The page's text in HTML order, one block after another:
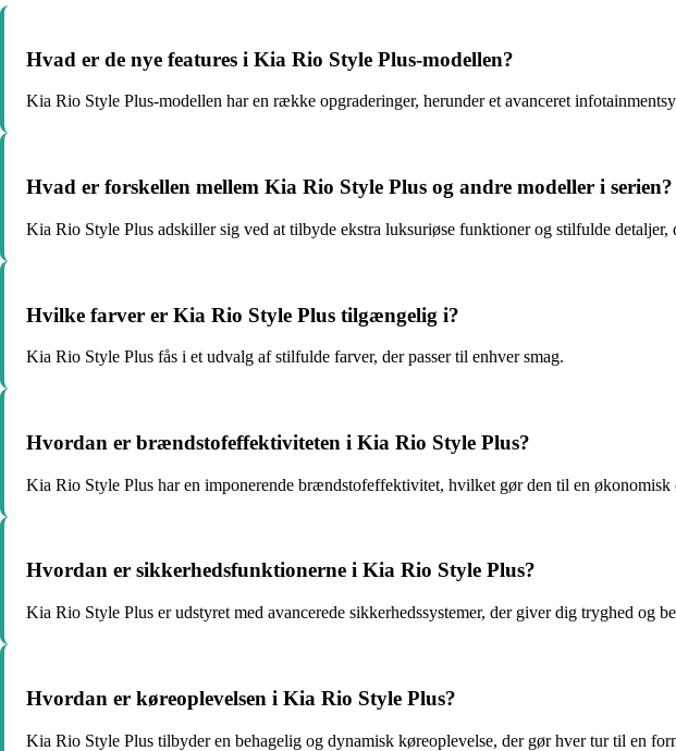
Hvad er de nye features i Kia Rio Style Plus-modellen?
Kia Rio Style Plus-modellen har en række opgraderinger, herunder et avanceret
Hvad er forskellen mellem Kia Rio Style Plus og andre modeller i serien?
Kia Rio Style Plus adskiller sig ved at tilbyde ekstra luksuriøse funktioner og stilfulde detaljer,
Hvilke farver er Kia Rio Style Plus tilgængelig i?
Kia Rio Style Plus fås i et udvalg af stilfulde farver, der passer til enhver smag.
Hvordan er brændstofeffektiviteten i Kia Rio Style Plus?
Kia Rio Style Plus har en imponerende brændstofeffektivitet, hvilket gør den til en
Hvordan er sikkerhedsfunktionerne i Kia Rio Style Plus?
Kia Rio Style Plus er udstyret med avancerede sikkerhedssystemer, der giver dig tryghed og
Hvordan er køreoplevelsen i Kia Rio Style Plus?
Kia Rio Style Plus tilbyder en behagelig og dynamisk køreoplevelse, der gør hver tur til en